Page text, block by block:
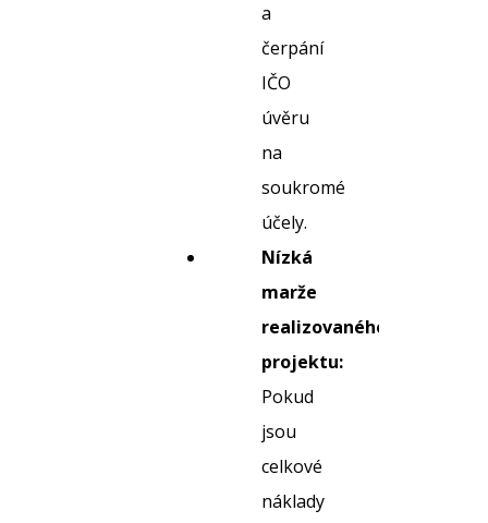
a
čerpání
IČO
úvěru
na
soukromé
účely.
Nízká
marže
realizovaného
projektu:
Pokud
jsou
celkové
náklady